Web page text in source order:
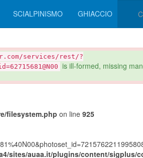
SCIALPINISMO GHIACCIO
services/rest/?
is ill-formed, missing
filesystem.php on line 925
sites/auaa.it/plugins/content/sigplus/